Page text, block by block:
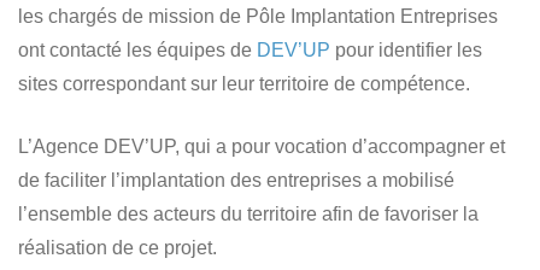
les chargés de mission de Pôle Implantation Entreprises
ont contacté les équipes de DEV’UP pour identifier les
sites correspondant sur leur territoire de compétence.
L’Agence DEV’UP, qui a pour vocation d’accompagner et
de faciliter l’implantation des entreprises a mobilisé
l’ensemble des acteurs du territoire afin de favoriser la
réalisation de ce projet.